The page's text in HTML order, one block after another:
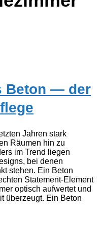
Beton — der
Jahren stark
Räumen hin zu
im Trend liegen
bei denen
stehen. Ein Beton
Statement-Element
optisch aufwertet und
überzeugt. Ein Beton